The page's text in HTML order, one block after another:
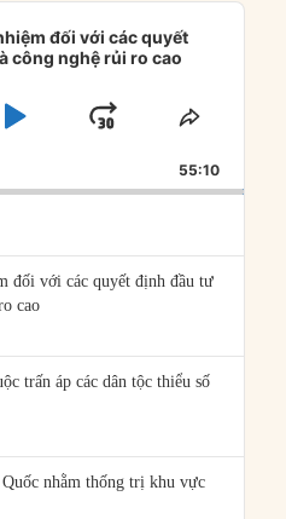
đối với các quyết
công nghệ rủi ro cao
PLAYJUMP
FORWARD
SHARE
55:10
đối với các quyết định đầu tư
cao
trấn áp các dân tộc thiểu số
nhằm thống trị khu vực